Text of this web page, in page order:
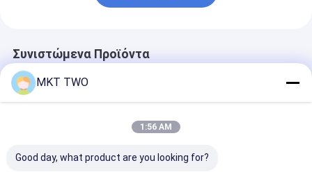
Συνιστώμενα Προϊόντα
MKT TWO
1:56 AM
Good day, what product are you looking for?